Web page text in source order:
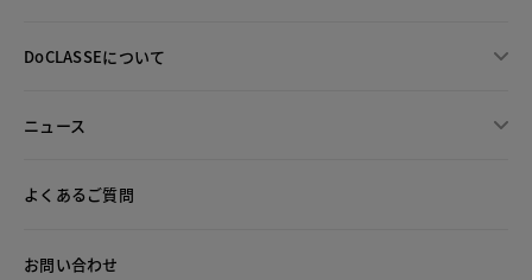
DoCLASSEについて
ニュース
よくあるご質問
お問い合わせ